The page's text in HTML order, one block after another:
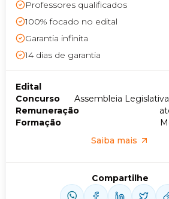
Professores qualificados
100% focado no edital
Garantia infinita
14 dias de garantia
Edital
Concurso
Assembleia
Remuneração
Formação
Saiba mais
Compartilhe